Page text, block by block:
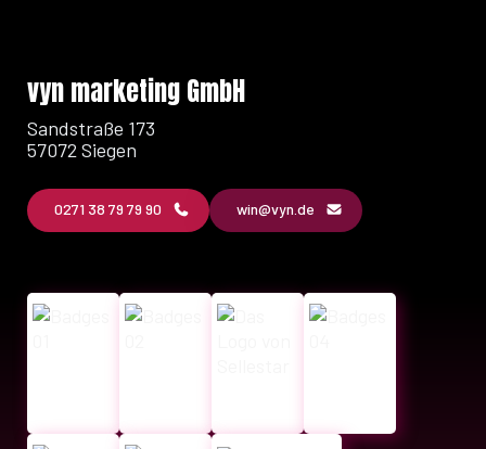
vyn marketing GmbH
Sandstraße 173
57072 Siegen
0271 38 79 79 90 win@vyn.de